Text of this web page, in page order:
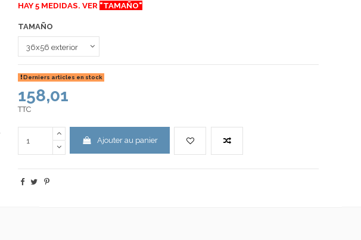
HAY 5 MEDIDAS. VER "TAMAÑO"
TAMAÑO
Derniers articles en stock
158,01
TTC
Ajouter au panier